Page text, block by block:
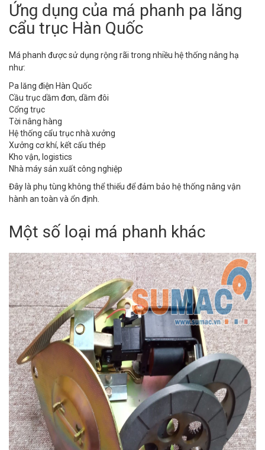
Ứng dụng của má phanh pa lăng
cẩu trục Hàn Quốc
Má phanh được sử dụng rộng rãi trong nhiều hệ thống nâng hạ
như:
Pa lăng điện Hàn Quốc
Cầu trục dầm đơn, dầm đôi
Cổng trục
Tời nâng hàng
Hệ thống cẩu trục nhà xưởng
Xưởng cơ khí, kết cấu thép
Kho vận, logistics
Nhà máy sản xuất công nghiệp
Đây là phụ tùng không thể thiếu để đảm bảo hệ thống nâng vận
hành an toàn và ổn định.
Một số loại má phanh khác